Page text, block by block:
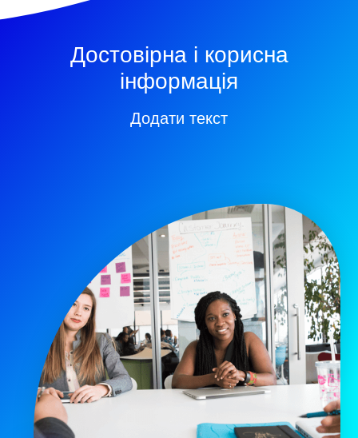
Достовірна і корисна
інформація
Додати текст